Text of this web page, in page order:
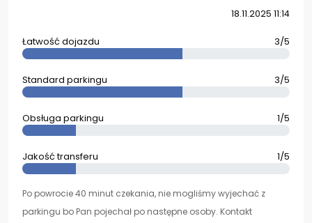
18.11.2025 11:14
Łatwość dojazdu 3/5
Standard parkingu 3/5
Obsługa parkingu 1/5
Jakość transferu 1/5
Po powrocie 40 minut czekania, nie mogliśmy wyjechać z
parkingu bo Pan pojechał po następne osoby. Kontakt